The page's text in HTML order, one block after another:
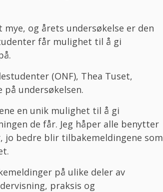
og årets undersøkelse er den
får mulighet til å gi
(ONF), Thea Tuset,
undersøkelsen.
en unik mulighet til å gi
de får. Jeg håper alle benytter
jo bedre blir tilbakemeldingene som
på ulike deler av
praksis og